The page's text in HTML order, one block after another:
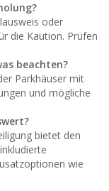
oder
die Kaution. Prüfen
beachten?
Parkhäuser mit
und mögliche
bietet den
wie